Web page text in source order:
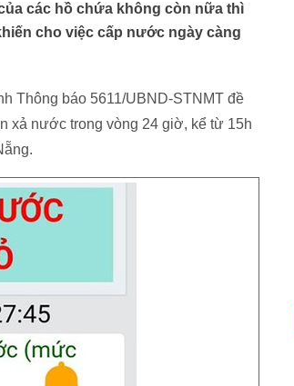
các hồ chứa không còn nữa thì
cho việc cấp nước ngày càng
Thông báo 5611/UBND-STNMT đề
xả nước trong vòng 24 giờ, kể từ 15h